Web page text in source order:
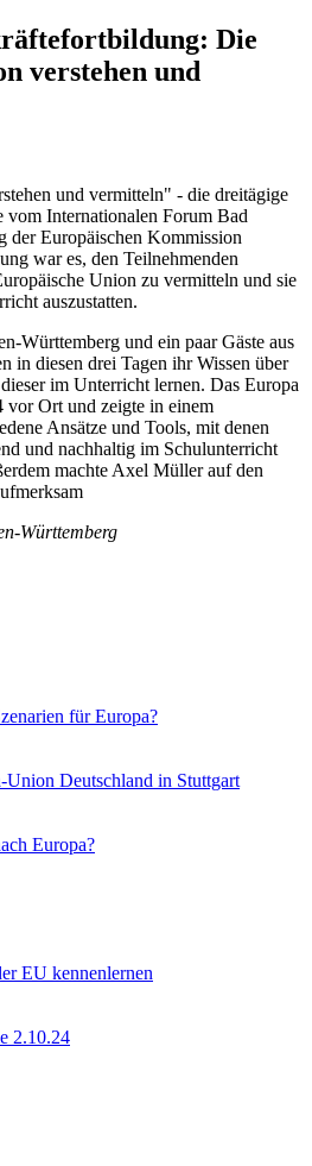
Die
verstehen und
und vermitteln" - die dreitägige
Internationalen Forum Bad
der Europäischen Kommission
war es, den Teilnehmenden
Union zu vermitteln und sie
auszustatten.
Württemberg und ein paar Gäste aus
in diesen drei Tagen ihr Wissen über
im Unterricht lernen. Das Europa
vor Ort und zeigte in einem
Ansätze und Tools, mit denen
und nachhaltig im Schulunterricht
machte Axel Müller auf den
Württemberg
für Europa?
Union Deutschland in Stuttgart
Europa?
EU kennenlernen
2.10.24